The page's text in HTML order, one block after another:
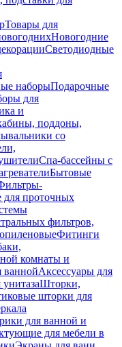
Товары для
Новогодние
Светодиодные
наборыПодарочные
для
и
поддоны,
со
Спа-бассейны с
Бытовые
проточных
фильтров,
Фитинги
комнаты и
ваннойАксессуары для
Шторки,
шторки для
для ванной и
для мебели в